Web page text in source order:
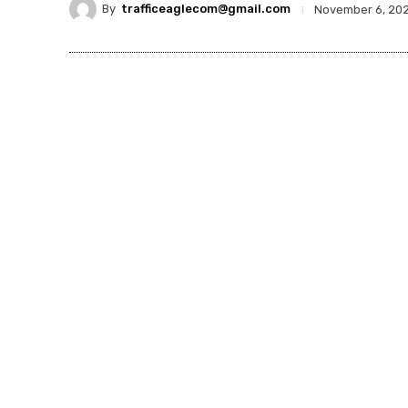
By trafficeaglecom@gmail.com November 6,